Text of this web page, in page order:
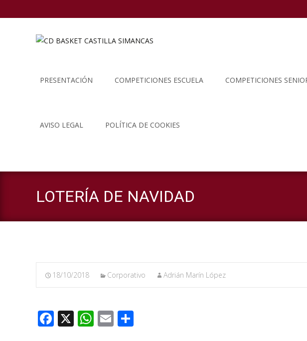
PRESENTACIÓN COMPETICIONES ESCUELA COMPETICIONES
AVISO LEGAL POLÍTICA DE COOKIES
LOTERÍA DE NAVIDAD
18/10/2018 Corporativo Adrián Marín López
F X W E